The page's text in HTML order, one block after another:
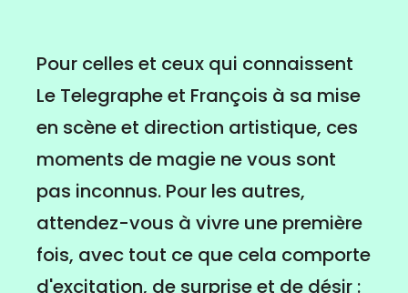
Pour celles et ceux qui connaissent
Le Telegraphe et François à sa mise
en scène et direction artistique, ces
moments de magie ne vous sont
pas inconnus. Pour les autres,
attendez-vous à vivre une première
fois, avec tout ce que cela comporte
d'excitation, de surprise et de désir :